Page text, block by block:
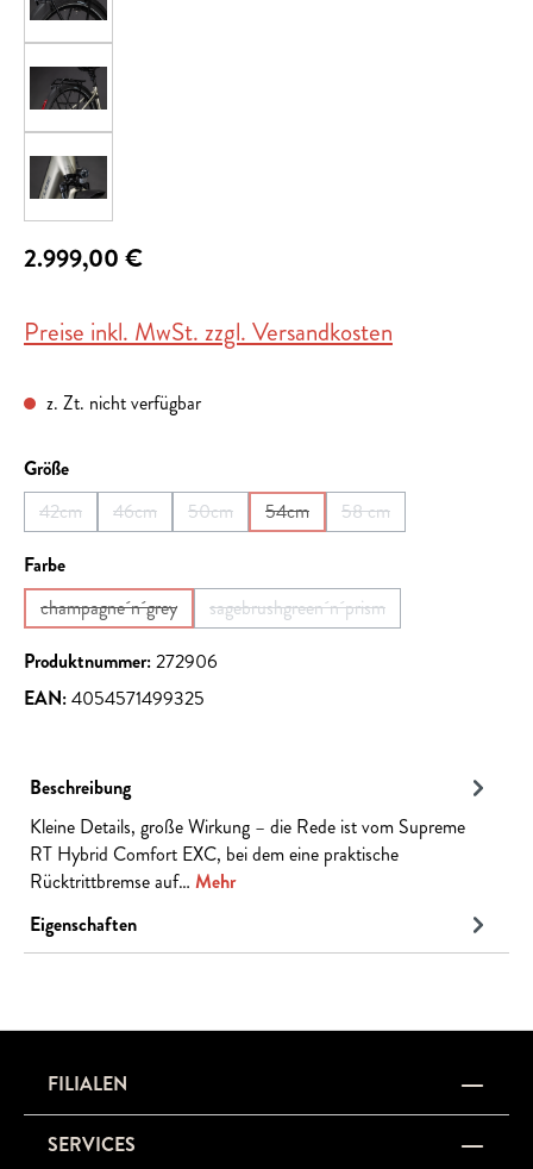
2.999,00 €
Preise inkl. MwSt. zzgl. Versandkosten
z. Zt. nicht verfügbar
Größeauswählen
42cm
(Diese Option ist zurzeit nicht verfügbar.)
46cm
(Diese Option ist zurzeit nicht verfügbar.)
50cm
(Diese Option ist zurzeit nicht verfügbar.)
54cm
(Diese Option ist zurzeit nicht
58 cm
(Diese Option ist zurzeit
Farbeauswählen
champagne´n´grey
(Diese Option ist zurzeit nicht verfügbar.)
sagebrushgreen´n´prism
(Diese Option ist zurzeit nicht
Produktnummer:272906
EAN:4054571499325
Beschreibung
Kleine Details, große Wirkung – die Rede ist vom Supreme
RT Hybrid Comfort EXC, bei dem eine praktische
Rücktrittbremse auf… Mehr
Eigenschaften
FILIALEN
SERVICES